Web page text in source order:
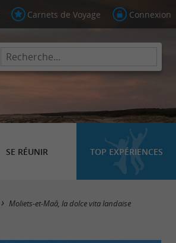
Carnets de Voyage Connexion
SE RÉUNIR TOP EXPÉRIENCES
Moliets-et-Maâ, la dolce vita landaise